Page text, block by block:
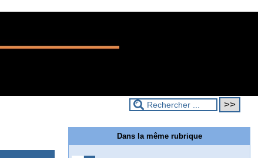
Dans la même rubrique